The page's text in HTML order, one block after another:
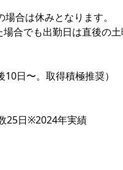
合は休みとなります。
合でも出勤日は直後の
日〜。取得積極推奨）
25日※2024年実績